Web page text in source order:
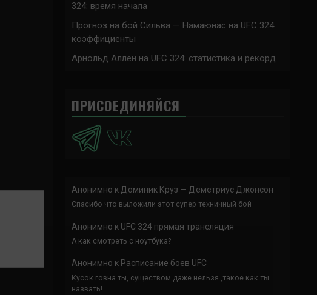
324: время начала
Прогноз на бой Сильва — Намаюнас на UFC 324:
коэффициенты
Арнольд Аллен на UFC 324: статистика и рекорд
ПРИСОЕДИНЯЙСЯ
Анонимно к Доминик Круз — Деметриус Джонсон
Спасибо что выложили этот супер техничный бой
Анонимно к UFC 324 прямая трансляция
А как смотреть с ноутбука?
Анонимно к Расписание боев UFC
Кусок говна ты, существом даже нельзя ,такое как ты
назвать!